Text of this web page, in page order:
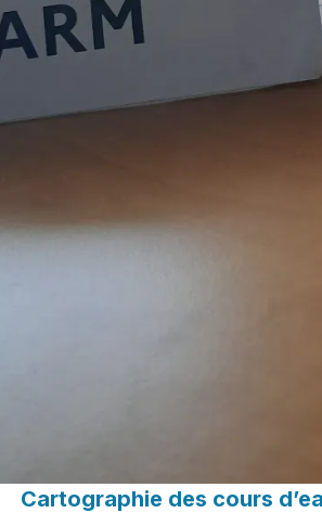
Cartographie des cours